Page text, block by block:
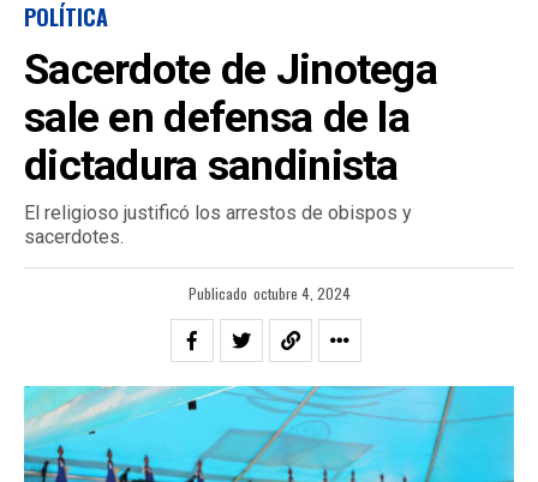
POLÍTICA
Sacerdote de Jinotega
sale en defensa de la
dictadura sandinista
El religioso justificó los arrestos de obispos y
sacerdotes.
Publicado octubre 4, 2024